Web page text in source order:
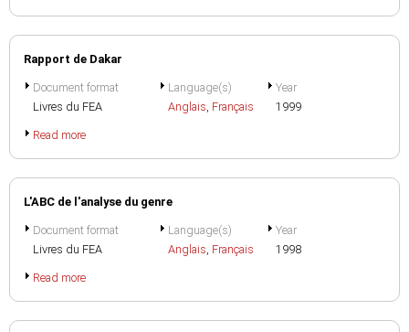
Rapport de Dakar
Document format
Livres du FEA
Language(s)
Anglais, Français
Year
1999
Read more
L'ABC de l'analyse du genre
Document format
Livres du FEA
Language(s)
Anglais, Français
Year
1998
Read more